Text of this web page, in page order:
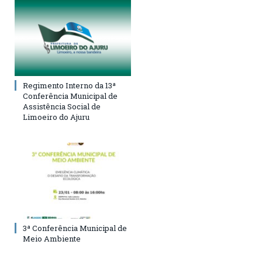
Regimento Interno da 13ª
Conferência Municipal de
Assistência Social de
Limoeiro do Ajuru
3ª Conferência Municipal de
Meio Ambiente